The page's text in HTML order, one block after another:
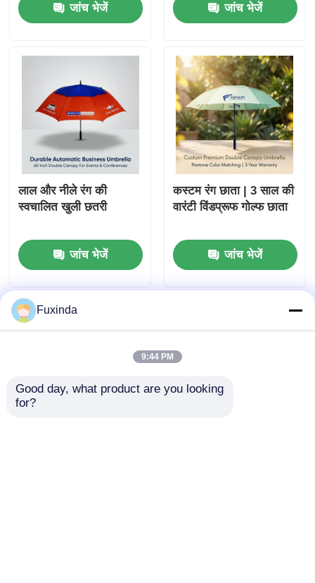
जांच भेजें
जांच भेजें
लाल और नीले रंग की
स्वचालित खुली छतरी
जांच भेजें
कस्टम रंग छाता | 3 साल की
वारंटी विंडप्रूफ गोल्फ छाता
जांच भेजें
Fuxinda
9:44 PM
Good day, what product are you looking
for?